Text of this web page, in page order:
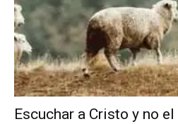
Escuchar a Cristo y no